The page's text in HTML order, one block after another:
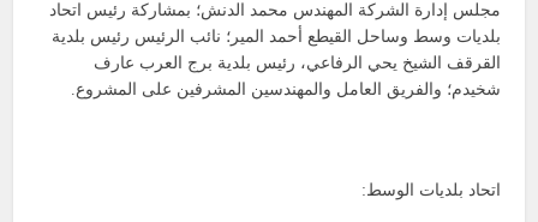
مجلس إدارة الشركة المهندس محمد الدنش؛ بمشاركة رئيس اتحاد
بلديات وسط وساحل القيطع أحمد المير؛ نائب الرئيس رئيس بلدية
القرقف الشيخ يحي الرفاعي، رئيس بلدية برج العرب عارف
شخيدم؛ والفريق العامل والمهندسين المشرفين على المشروع.
اتحاد بلديات الوسط: